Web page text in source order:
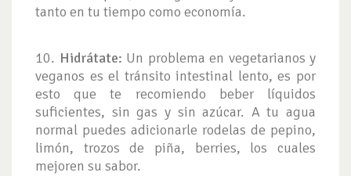
tanto en tu tiempo como economía.
10. Hidrátate: Un problema en vegetarianos y
veganos es el tránsito intestinal lento, es por
esto que te recomiendo beber líquidos
suficientes, sin gas y sin azúcar. A tu agua
normal puedes adicionarle rodelas de pepino,
limón, trozos de piña, berries, los cuales
mejoren su sabor.